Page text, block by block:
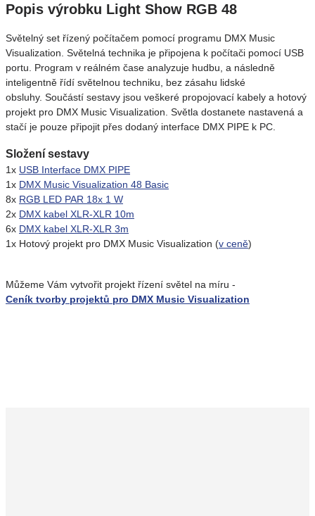
Popis výrobku Light Show RGB 48
Světelný set řízený počítačem pomocí programu DMX Music
Visualization. Světelná technika je připojena k počítači pomocí USB
portu. Program v reálném čase analyzuje hudbu, a následně
inteligentně řídí světelnou techniku, bez zásahu lidské
obsluhy. Součástí sestavy jsou veškeré propojovací kabely a hotový
projekt pro DMX Music Visualization. Světla dostanete nastavená a
stačí je pouze připojit přes dodaný interface DMX PIPE k PC.
Složení sestavy
1x USB Interface DMX PIPE
1x DMX Music Visualization 48 Basic
8x RGB LED PAR 18x 1 W
2x DMX kabel XLR-XLR 10m
6x DMX kabel XLR-XLR 3m
1x Hotový projekt pro DMX Music Visualization (v ceně)
Můžeme Vám vytvořit projekt řízení světel na míru -
Ceník tvorby projektů pro DMX Music Visualization